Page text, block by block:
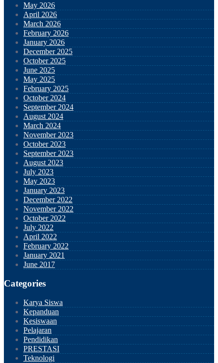
May 2026
April 2026
March 2026
February 2026
January 2026
December 2025
October 2025
June 2025
May 2025
February 2025
October 2024
September 2024
August 2024
March 2024
November 2023
October 2023
September 2023
August 2023
July 2023
May 2023
January 2023
December 2022
November 2022
October 2022
July 2022
April 2022
February 2022
January 2021
June 2017
Categories
Karya Siswa
Kepanduan
Kesiswaan
Pelajaran
Pendidikan
PRESTASI
Teknologi